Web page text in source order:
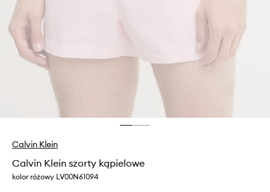
Calvin Klein
Calvin Klein szorty kąpielowe
kolor różowy LV00N61094